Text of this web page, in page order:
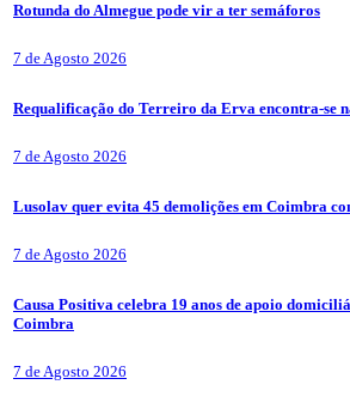
Rotunda do Almegue pode vir a ter semáforos
7 de Agosto 2026
Requalificação do Terreiro da Erva encontra-se
7 de Agosto 2026
Lusolav quer evita 45 demolições em Coimbra
7 de Agosto 2026
Causa Positiva celebra 19 anos de apoio
Coimbra
7 de Agosto 2026